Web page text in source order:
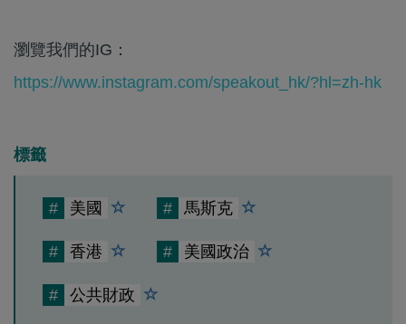
瀏覽我們的IG：
https://www.instagram.com/speakout_hk/?hl=zh-hk
標籤
# 美國 # 馬斯克
# 香港 # 美國政治
# 公共財政